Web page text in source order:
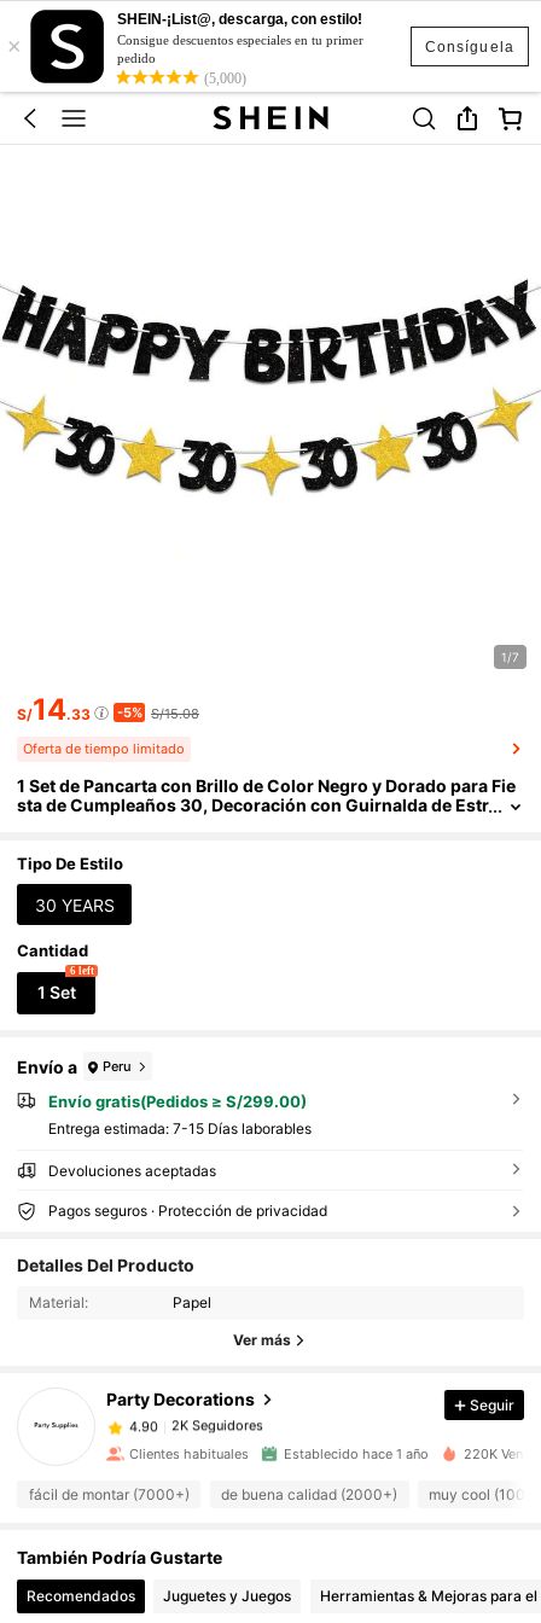
Consíguela
×
SHEIN-¡List@, descarga, con estilo!
Consigue descuentos especiales en tu primer
pedido
(5,000)
1/7
S/14.33 -5% S/15.08
Oferta de tiempo limitado
1 Set de Pancarta con Brillo de Color Negro y Dorado para Fie
sta de Cumpleaños 30, Decoración con Guirnalda de Estr
io
Tipo De Estilo
30 YEARS
Cantidad
1 Set
6 left
Envío a Peru
Envío gratis(Pedidos ≥ S/299.00)
Entrega estimada: 7-15 Días laborables
Devoluciones aceptadas
Pagos seguros · Protección de privacidad
Detalles Del Producto
Material: Papel
Ver más
Party Decorations
4.90 2K Seguidores
2K Seguidores
2K Seguidores
4.90
4.90 2K Seguidores
4.90 2K Seguidores
4.90 2K Seguidores
4.90
4.90
Seguir
Clientes habituales Establecido hace 1 año 220K
fácil de montar (7000+) de buena calidad (2000+) muy cool
También Podría Gustarte
Recomendados Juguetes y Juegos Herramientas & Mejoras para el